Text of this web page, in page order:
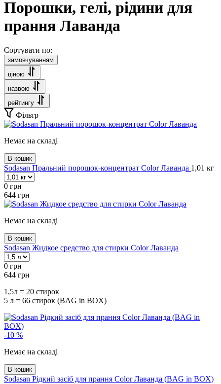
Порошки, гелі, рідини для
прання Лаванда
Сортувати по:
замовчуванням
ціною
назвою
рейтингу
Фільтр
Немає на складі
В кошик
Sodasan Пральний порошок-концентрат Color Лаванда 1,01 кг
0 грн
644 грн
Немає на складі
В кошик
Sodasan Жидкое средство для стирки Color Лаванда
0 грн
644 грн
1,5л = 20 стирок
5 л = 66 стирок (BAG in BOX)
-10 %
Немає на складі
В кошик
Sodasan Рідкий засіб для прання Color Лаванда (BAG in BOX)